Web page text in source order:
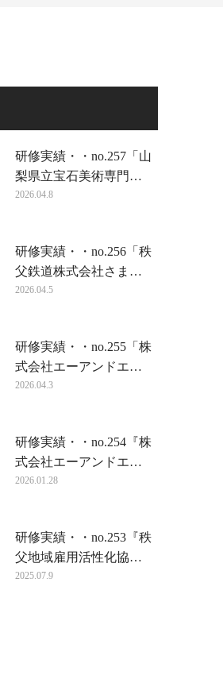
研修実績・・no.257「山
梨県立宝石美術専門…
2026.04.8
研修実績・・no.256「秩
父鉄道株式会社さま…
2026.04.5
研修実績・・no.255「株
式会社エーアンドエ…
2026.04.3
研修実績・・no.254『株
式会社エーアンドエ…
2026.01.28
研修実績・・no.253『秩
父地域雇用活性化協…
2025.07.9